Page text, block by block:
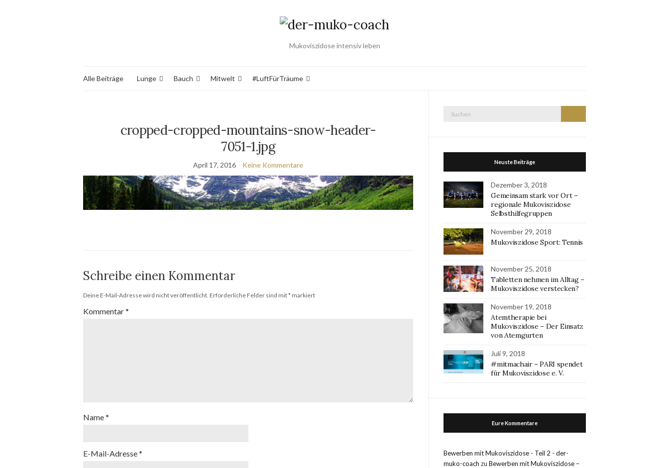
Mukoviszidose intensiv leben
Alle Beiträge Lunge Bauch Mitwelt #LuftFürTräume
cropped-cropped-mountains-snow-header-
7051-1.jpg
April 17, 2016 Keine Kommentare
Schreibe einen Kommentar
Deine E-Mail-Adresse wird nicht veröffentlicht. Erforderliche Felder sind mit*markiert
Kommentar*
Name*
E-Mail-Adresse*
Neuste Beiträge
Dezember 3, 2018
Gemeinsam stark vor Ort –
regionale Mukoviszidose
Selbsthilfegruppen
November 29, 2018
Mukoviszidose Sport: Tennis
November 25, 2018
Tabletten nehmen im Alltag –
Mukoviszidose verstecken?
November 19, 2018
Atemtherapie bei
Mukoviszidose – Der Einsatz
von Atemgurten
Juli 9, 2018
#mitmachair – PARI spendet
für Mukoviszidose e. V.
Eure Kommentare
Bewerben mit Mukoviszidose - Teil 2 - der-
muko-coach zuBewerben mit Mukoviszidose –